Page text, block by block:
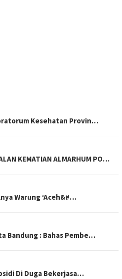
Kesehatan Provin…
KEMATIAN ALMARHUM PO…
Warung ‘Aceh&#…
Bandung : Bahas Pembe…
Di Duga Bekerjasa…